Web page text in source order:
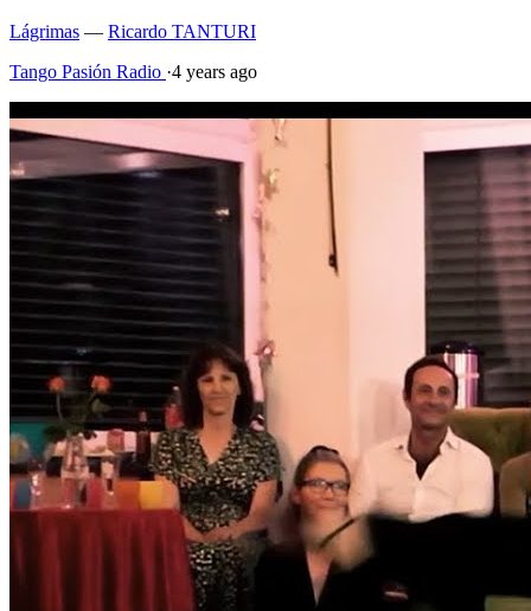
Lágrimas — Ricardo TANTURI
Tango Pasión Radio ·4 years ago